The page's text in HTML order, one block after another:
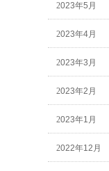
2023年5月
2023年4月
2023年3月
2023年2月
2023年1月
2022年12月